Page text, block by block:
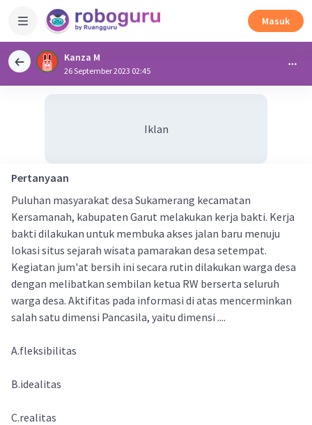
Masuk
Kanza M
26 September 2023 02:45
Iklan
Pertanyaan
Puluhan masyarakat desa Sukamerang kecamatan
Kersamanah, kabupaten Garut melakukan kerja bakti. Kerja
bakti dilakukan untuk membuka akses jalan baru menuju
lokasi situs sejarah wisata pamarakan desa setempat.
Kegiatan jum'at bersih ini secara rutin dilakukan warga desa
dengan melibatkan sembilan ketua RW berserta seluruh
warga desa. Aktifitas pada informasi di atas mencerminkan
salah satu dimensi Pancasila, yaitu dimensi ....
A.fleksibilitas
B.idealitas
C.realitas